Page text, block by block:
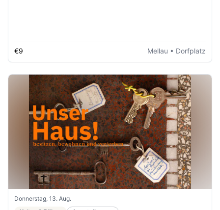
€9 Mellau • Dorfplatz
Donnerstag, 13. Aug.